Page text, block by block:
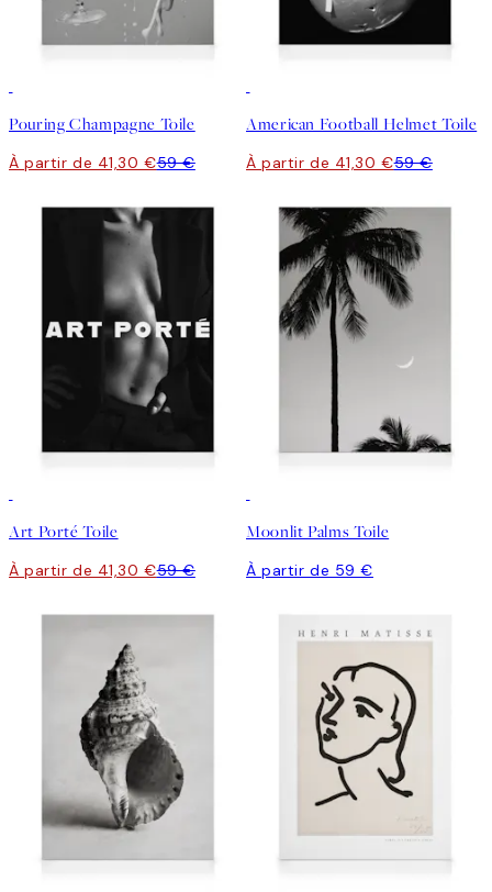
Pouring Champagne Toile
À partir de 41,30 €59 €
American Football Helmet Toile
À partir de 41,30 €59 €
Art Porté Toile
À partir de 41,30 €59 €
Moonlit Palms Toile
À partir de 59 €